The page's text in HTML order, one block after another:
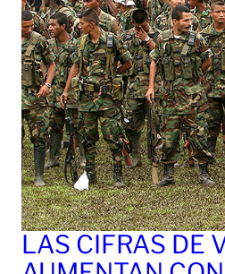
LAS CIFRAS DE